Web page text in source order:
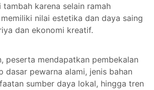
tambah karena selain ramah
nilai estetika dan daya saing
dan ekonomi kreatif.
peserta mendapatkan pembekalan
dasar pewarna alami, jenis bahan
sumber daya lokal, hingga tren